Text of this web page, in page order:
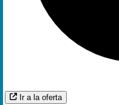
Ir a la oferta